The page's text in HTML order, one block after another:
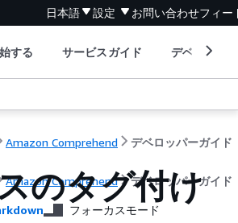
日本語 設定 お問い合わせフィー
する サービスガイド デベロッパ
Amazon Comprehend デベロッパーガイド
Amazon Comprehend デベロッパーガイド
のタグ付け
フォーカスモード